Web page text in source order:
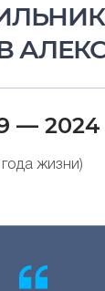
— 2024
года жизни)